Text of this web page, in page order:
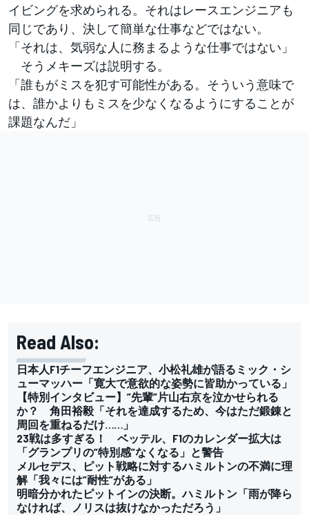
イビングを求められる。それはレースエンジニアも
同じであり、決して簡単な仕事などではない。
「それは、気弱な人に務まるような仕事ではない」
そうメキーズは説明する。
「誰もがミスを犯す可能性がある。そういう意味で
は、誰かよりもミスを少なくなるようにすることが
課題なんだ」
Read Also:
日本人F1チーフエンジニア、小松礼雄が語るミック・シ
ューマッハー「寛大で意欲的な姿勢に皆助かっている」
【特別インタビュー】”先輩”片山右京を泣かせられる
か？ 角田裕毅「それを達成するため、今はただ鍛錬と
周回を重ねるだけ……」
23戦は多すぎる！ ベッテル、F1のカレンダー拡大は
「グランプリの”特別感”なくなる」と警告
メルセデス、ピット戦略に対するハミルトンの不満に理
解「我々には”耐性”がある」
明暗分かれたピットインの決断。ハミルトン「雨が降ら
なければ、ノリスは抜けなかっただろう」